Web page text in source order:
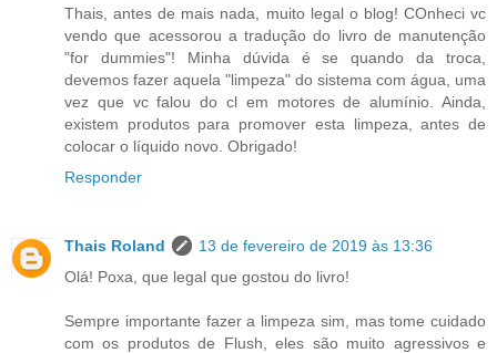
Thais, antes de mais nada, muito legal o blog! COnheci vc
vendo que acessorou a tradução do livro de manutenção
"for dummies"! Minha dúvida é se quando da troca,
devemos fazer aquela "limpeza" do sistema com água, uma
vez que vc falou do cl em motores de alumínio. Ainda,
existem produtos para promover esta limpeza, antes de
colocar o líquido novo. Obrigado!
Responder
Thais Roland
13 de fevereiro de 2019 às 13:36
Olá! Poxa, que legal que gostou do livro!
Sempre importante fazer a limpeza sim, mas tome cuidado
com os produtos de Flush, eles são muito agressivos e